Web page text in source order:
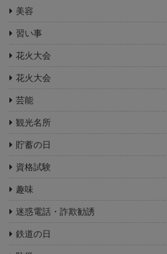
美容
習い事
花火大会
花火大会
芸能
観光名所
貯蓄の日
資格試験
趣味
迷惑電話・詐欺勧誘
鉄道の日